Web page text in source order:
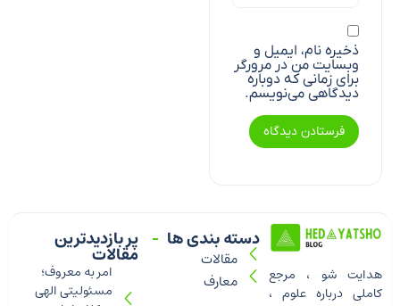
ذخیره نام، ایمیل و
وبسایت من در مرورگر
برای زمانی که دوباره
دیدگاهی می‌نویسم.
پر بازدیدترین
مقالات
امر به معروف؛
مسئولیتی الهی
دسته بندی ها
مقالات
معارف
هدایت شو ، مرجع
کاملی درباره علوم ،